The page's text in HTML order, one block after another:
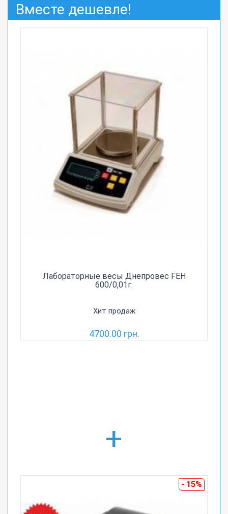
Вместе дешевле!
Лабораторные весы Днепровес FEH
600/0,01г.
Хит продаж
4700.00 грн.
+
- 15%